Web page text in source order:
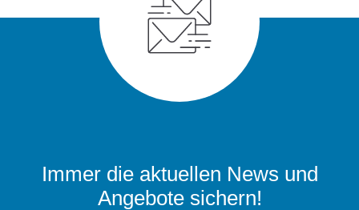
Immer die aktuellen News und
Angebote sichern!